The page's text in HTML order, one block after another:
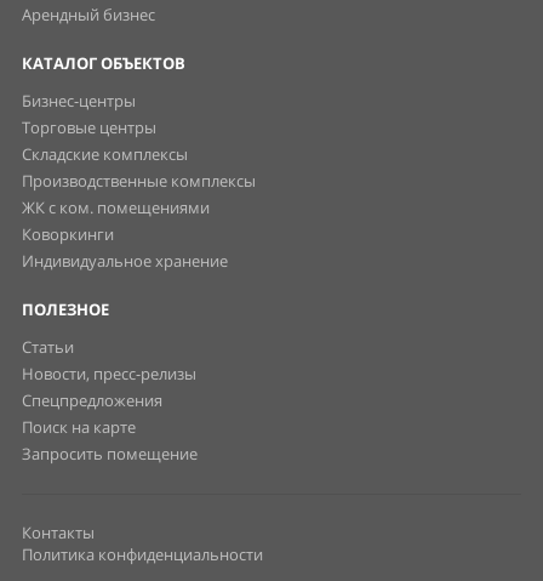
Арендный бизнес
КАТАЛОГ ОБЪЕКТОВ
Бизнес-центры
Торговые центры
Складские комплексы
Производственные комплексы
ЖК с ком. помещениями
Коворкинги
Индивидуальное хранение
ПОЛЕЗНОЕ
Статьи
Новости, пресс-релизы
Спецпредложения
Поиск на карте
Запросить помещение
Контакты
Политика конфиденциальности